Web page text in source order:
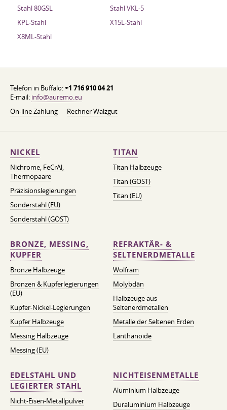
Stahl 80GSL
Stahl VKL-5
KPL-Stahl
X15L-Stahl
X8ML-Stahl
Telefon in Buffalo:+1 716 910 04 21
E-mail: info@auremo.eu
On-line Zahlung
Rechner Walzgut
NICKEL
Nichrome, FeСrAl, ​​
Thermopaare
Präzisionslegierungen
Sonderstahl (EU)
Sonderstahl (GOST)
TITAN
Titan Halbzeuge
Titan (GOST)
Titan (EU)
BRONZE, MESSING,
KUPFER
Bronze Halbzeuge
Bronzen & Kupferlegierungen
(EU)
Kupfer-Nickel-Legierungen
Kupfer Halbzeuge
Messing Halbzeuge
Messing (EU)
REFRAKTÄR- &
SELTENERDMETALLE
Wolfram
Molybdän
Halbzeuge aus
Seltenerdmetallen
Metalle der Seltenen Erden
Lanthanoide
EDELSTAHL UND
LEGIERTER STAHL
Nicht-Eisen-Metallpulver
NICHTEISENMETALLE
Aluminium Halbzeuge
Duraluminium Halbzeuge